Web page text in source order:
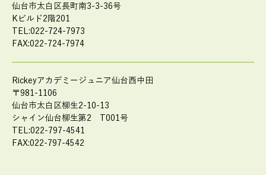
仙台市太白区長町南3-3-36号
Kビルド2階201
TEL:022-724-7973
FAX:022-724-7974
Rickeyアカデミージュニア仙台西中田
〒981-1106
仙台市太白区柳生2-10-13
シャイン仙台柳生第2 T001号
TEL:022-797-4541
FAX:022-797-4542